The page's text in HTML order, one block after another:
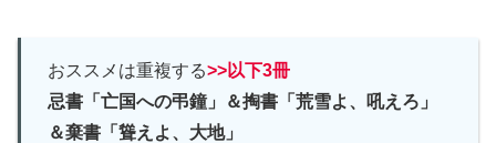
おススメは重複する>>以下3冊
忌書「亡国への弔鐘」＆掏書「荒雪よ、吼えろ」
＆棄書「聳えよ、大地」